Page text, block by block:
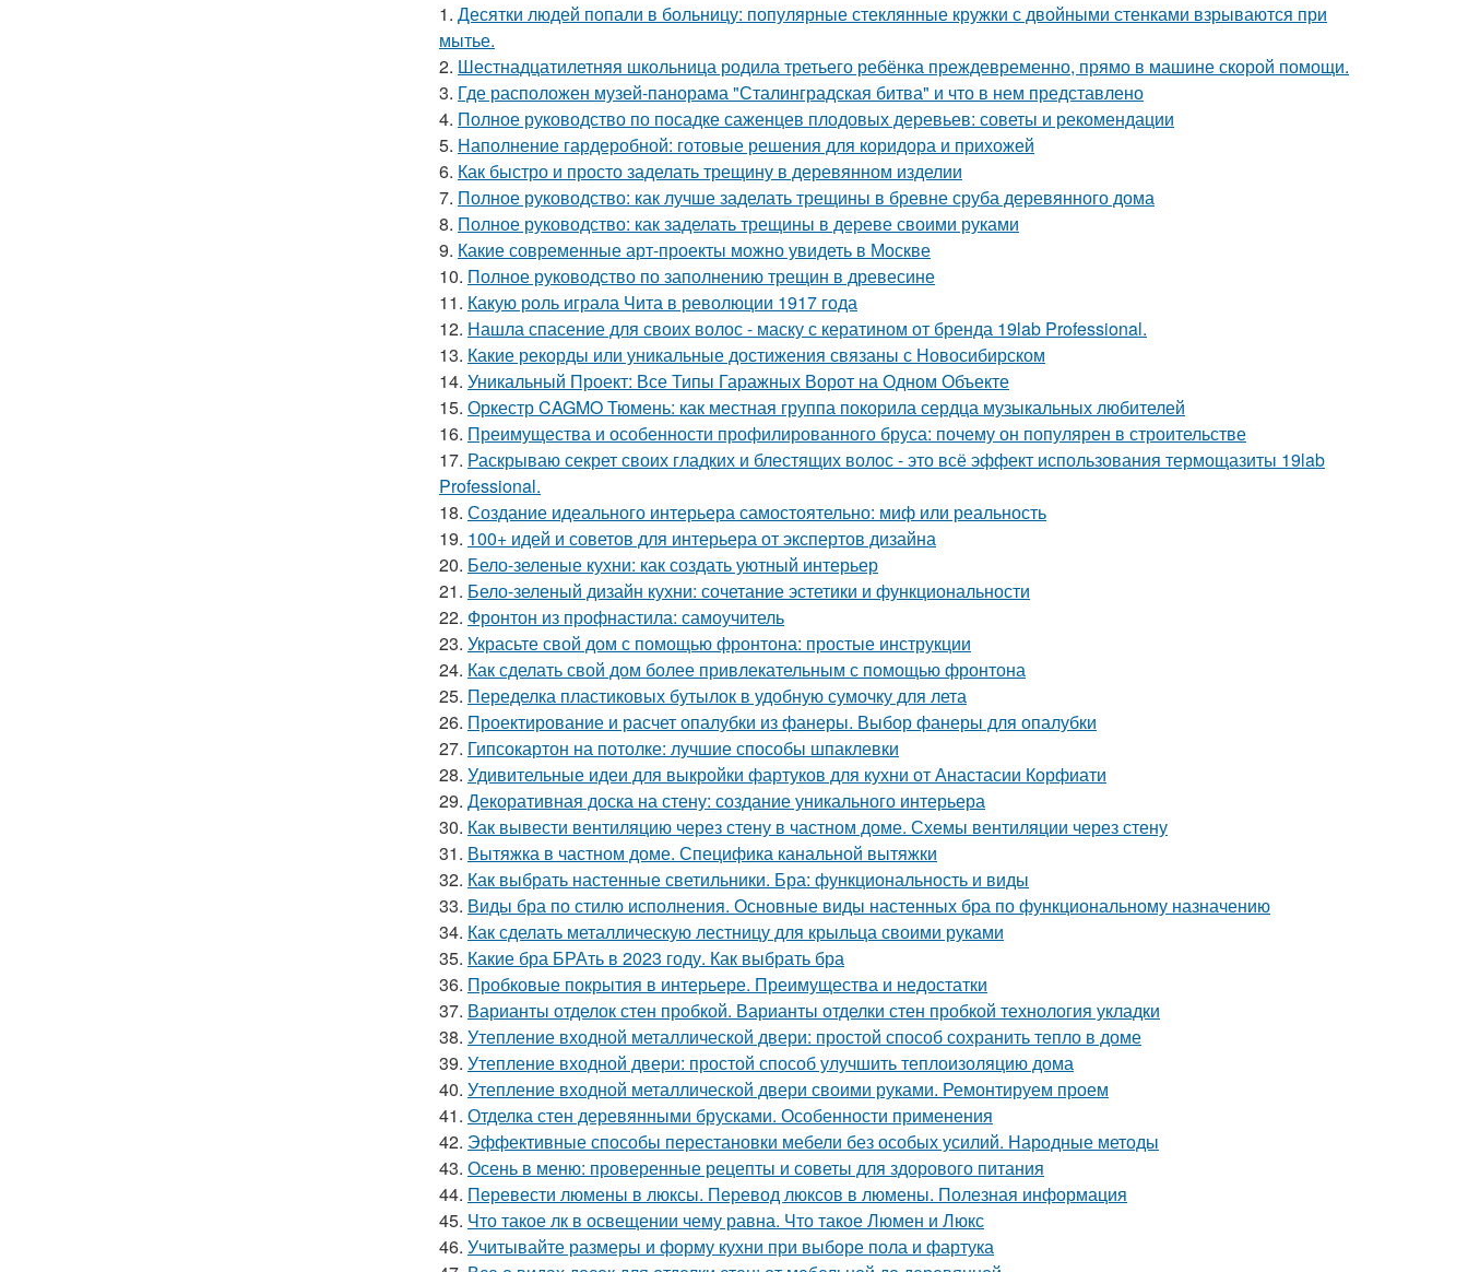
1. Десятки людей попали в больницу: популярные стеклянные кружки с двойными стенками взрываются при
мытье.
2. Шестнадцатилетняя школьница родила третьего ребёнка преждевременно, прямо в машине скорой помощи.
3. Где расположен музей-панорама "Сталинградская битва" и что в нем представлено
4. Полное руководство по посадке саженцев плодовых деревьев: советы и рекомендации
5. Наполнение гардеробной: готовые решения для коридора и прихожей
6. Как быстро и просто заделать трещину в деревянном изделии
7. Полное руководство: как лучше заделать трещины в бревне сруба деревянного дома
8. Полное руководство: как заделать трещины в дереве своими руками
9. Какие современные арт-проекты можно увидеть в Москве
10. Полное руководство по заполнению трещин в древесине
11. Какую роль играла Чита в революции 1917 года
12. Нашла спасение для своих волос - маску с кератином от бренда 19lab Professional.
13. Какие рекорды или уникальные достижения связаны с Новосибирском
14. Уникальный Проект: Все Типы Гаражных Ворот на Одном Объекте
15. Оркестр CAGMO Тюмень: как местная группа покорила сердца музыкальных любителей
16. Преимущества и особенности профилированного бруса: почему он популярен в строительстве
17. Раскрываю секрет своих гладких и блестящих волос - это всё эффект использования термощазиты 19lab
Professional.
18. Создание идеального интерьера самостоятельно: миф или реальность
19. 100+ идей и советов для интерьера от экспертов дизайна
20. Бело-зеленые кухни: как создать уютный интерьер
21. Бело-зеленый дизайн кухни: сочетание эстетики и функциональности
22. Фронтон из профнастила: самоучитель
23. Украсьте свой дом с помощью фронтона: простые инструкции
24. Как сделать свой дом более привлекательным с помощью фронтона
25. Переделка пластиковых бутылок в удобную сумочку для лета
26. Проектирование и расчет опалубки из фанеры. Выбор фанеры для опалубки
27. Гипсокартон на потолке: лучшие способы шпаклевки
28. Удивительные идеи для выкройки фартуков для кухни от Анастасии Корфиати
29. Декоративная доска на стену: создание уникального интерьера
30. Как вывести вентиляцию через стену в частном доме. Схемы вентиляции через стену
31. Вытяжка в частном доме. Специфика канальной вытяжки
32. Как выбрать настенные светильники. Бра: функциональность и виды
33. Виды бра по стилю исполнения. Основные виды настенных бра по функциональному назначению
34. Как сделать металлическую лестницу для крыльца своими руками
35. Какие бра БРАть в 2023 году. Как выбрать бра
36. Пробковые покрытия в интерьере. Преимущества и недостатки
37. Варианты отделок стен пробкой. Варианты отделки стен пробкой технология укладки
38. Утепление входной металлической двери: простой способ сохранить тепло в доме
39. Утепление входной двери: простой способ улучшить теплоизоляцию дома
40. Утепление входной металлической двери своими руками. Ремонтируем проем
41. Отделка стен деревянными брусками. Особенности применения
42. Эффективные способы перестановки мебели без особых усилий. Народные методы
43. Осень в меню: проверенные рецепты и советы для здорового питания
44. Перевести люмены в люксы. Перевод люксов в люмены. Полезная информация
45. Что такое лк в освещении чему равна. Что такое Люмен и Люкс
46. Учитывайте размеры и форму кухни при выборе пола и фартука